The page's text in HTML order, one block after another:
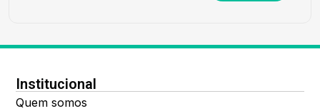
Institucional
Quem somos